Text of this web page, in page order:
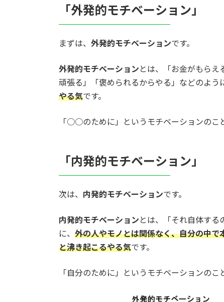
「外発的モチベーション」
まずは、 外発的モチベーションです。
外発的モチベーション とは、「お金がもらえ
頑張る」「褒められるからやる」などのよう
やる気です。
「○○のために」というモチベーションのこ
「内発的モチベーション」
次は、 内発的モチベーションです。
内発的モチベーション とは、「それ自体する
に、 外の人やモノとは関係なく、自分の中
と沸き起こるやる気です。
「自分のために」というモチベーションのこ